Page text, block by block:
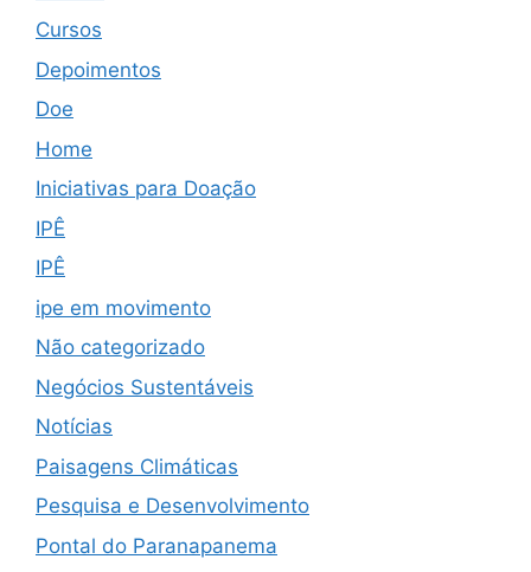
Cursos
Depoimentos
Doe
Home
Iniciativas para Doação
IPÊ
IPÊ
ipe em movimento
Não categorizado
Negócios Sustentáveis
Notícias
Paisagens Climáticas
Pesquisa e Desenvolvimento
Pontal do Paranapanema